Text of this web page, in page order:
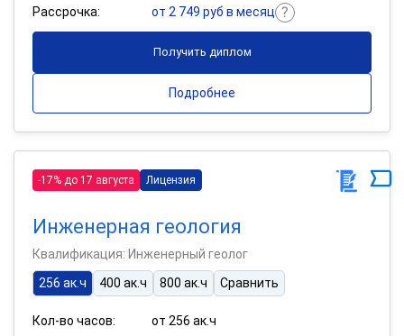
Рассрочка:
от 2 749 руб в месяц
Получить диплом
Подробнее
-17% до 17 августа Лицензия
Инженерная геология
Квалификация: Инженерный геолог
256 ак.ч
400 ак.ч 800 ак.ч Сравнить
Кол-во часов:
от 256 ак.ч